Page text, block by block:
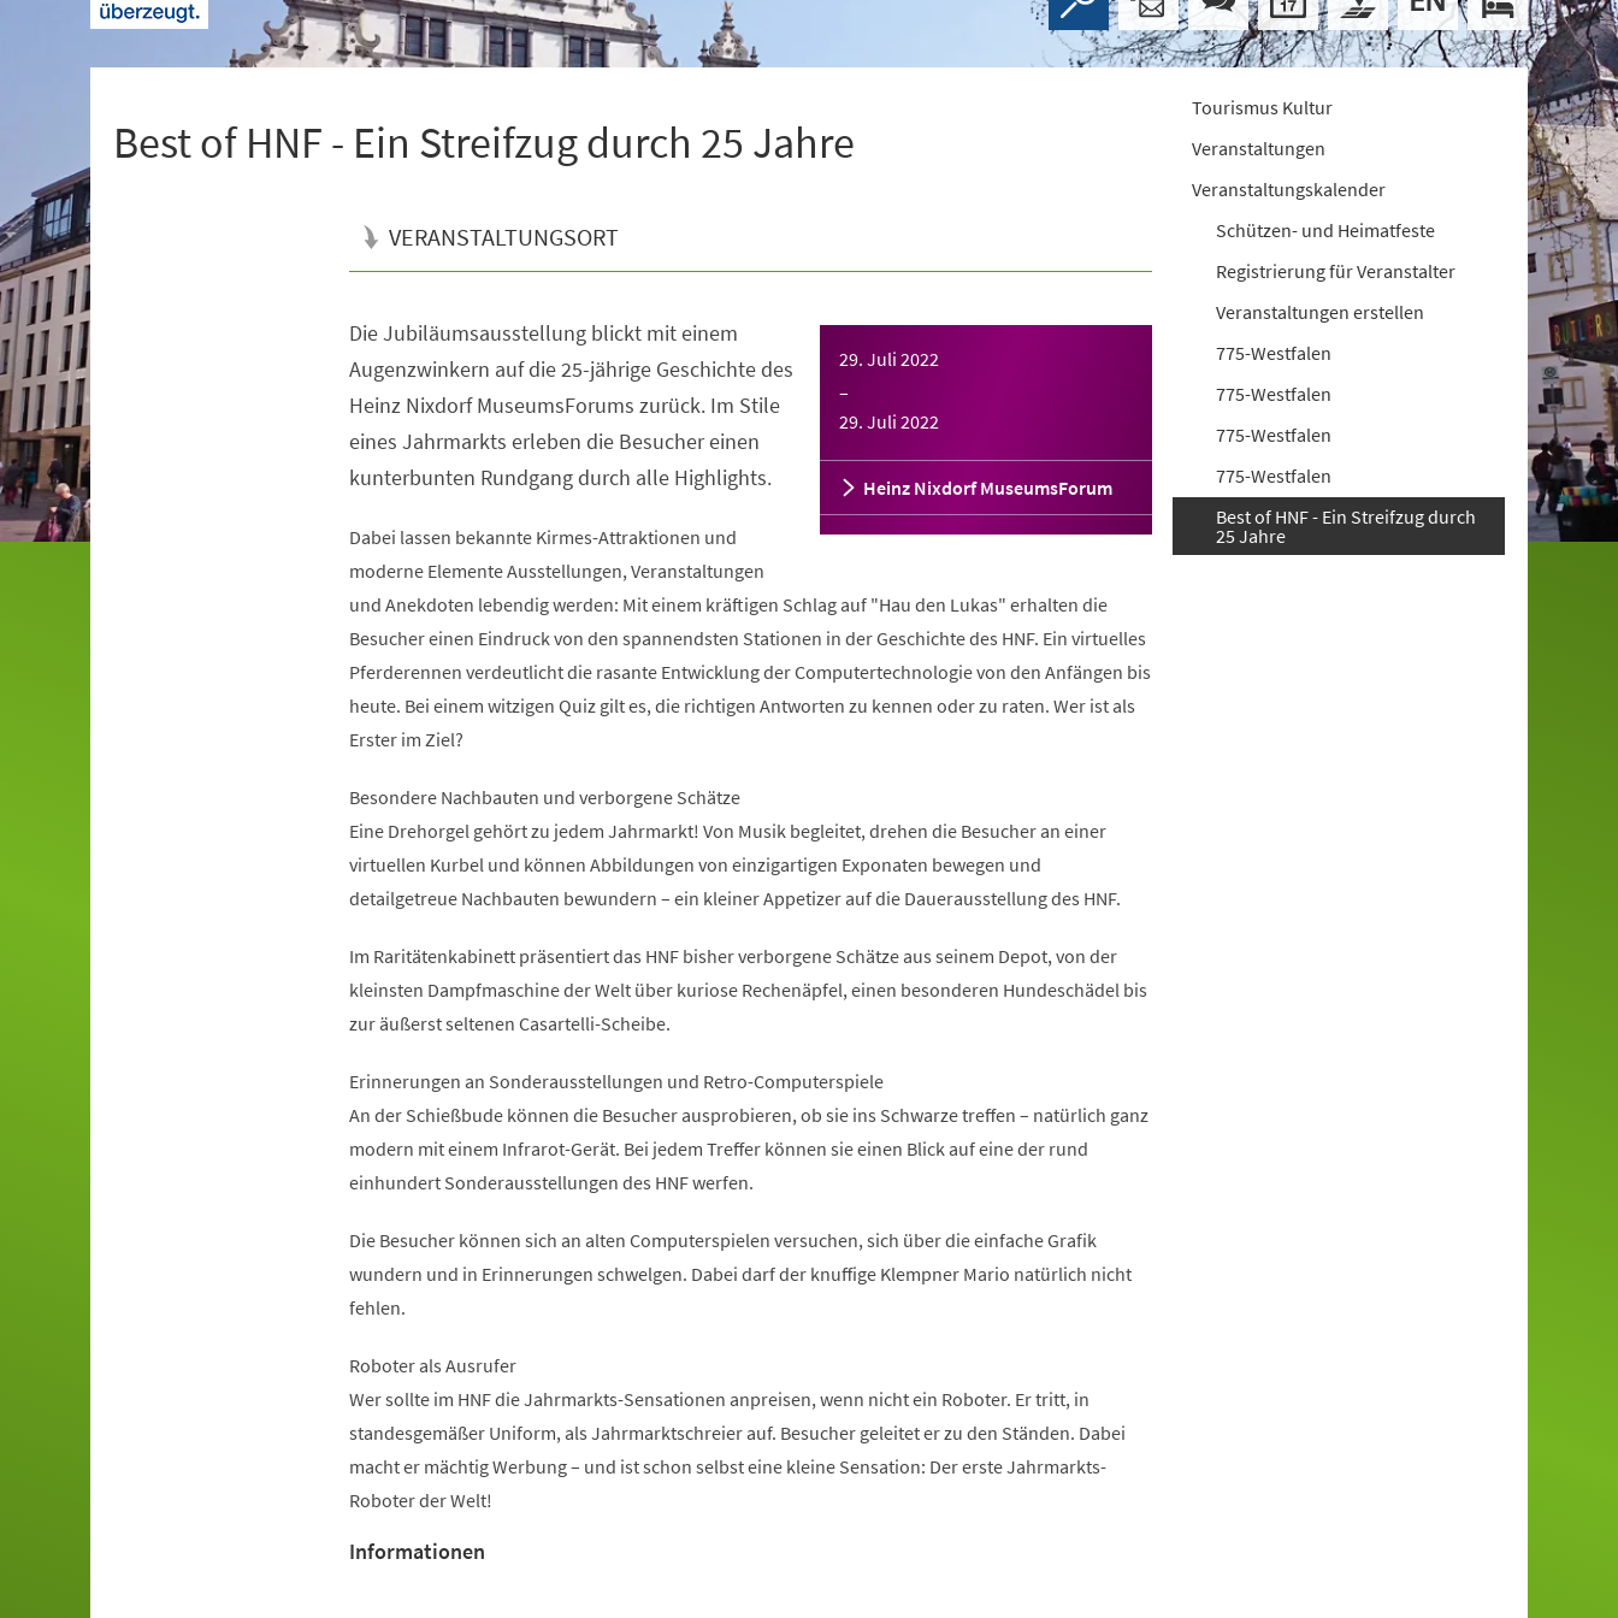
Best of HNF - Ein Streifzug durch 25 Jahre
VERANSTALTUNGSORT
29. Juli 2022
–
29. Juli 2022
Heinz Nixdorf MuseumsForum
Die Jubiläumsausstellung blickt mit einem
Augenzwinkern auf die 25-jährige Geschichte des
Heinz Nixdorf MuseumsForums zurück. Im Stile
eines Jahrmarkts erleben die Besucher einen
kunterbunten Rundgang durch alle Highlights.
Dabei lassen bekannte Kirmes-Attraktionen und
moderne Elemente Ausstellungen, Veranstaltungen
und Anekdoten lebendig werden: Mit einem kräftigen Schlag auf "Hau den Lukas" erhalten die
Besucher einen Eindruck von den spannendsten Stationen in der Geschichte des HNF. Ein virtuelles
Pferderennen verdeutlicht die rasante Entwicklung der Computertechnologie von den Anfängen bis
heute. Bei einem witzigen Quiz gilt es, die richtigen Antworten zu kennen oder zu raten. Wer ist als
Erster im Ziel?
Besondere Nachbauten und verborgene Schätze
Eine Drehorgel gehört zu jedem Jahrmarkt! Von Musik begleitet, drehen die Besucher an einer
virtuellen Kurbel und können Abbildungen von einzigartigen Exponaten bewegen und
detailgetreue Nachbauten bewundern – ein kleiner Appetizer auf die Dauerausstellung des HNF.
Im Raritätenkabinett präsentiert das HNF bisher verborgene Schätze aus seinem Depot, von der
kleinsten Dampfmaschine der Welt über kuriose Rechenäpfel, einen besonderen Hundeschädel bis
zur äußerst seltenen Casartelli-Scheibe.
Erinnerungen an Sonderausstellungen und Retro-Computerspiele
An der Schießbude können die Besucher ausprobieren, ob sie ins Schwarze treffen – natürlich ganz
modern mit einem Infrarot-Gerät. Bei jedem Treffer können sie einen Blick auf eine der rund
einhundert Sonderausstellungen des HNF werfen.
Die Besucher können sich an alten Computerspielen versuchen, sich über die einfache Grafik
wundern und in Erinnerungen schwelgen. Dabei darf der knuffige Klempner Mario natürlich nicht
fehlen.
Roboter als Ausrufer
Wer sollte im HNF die Jahrmarkts-Sensationen anpreisen, wenn nicht ein Roboter. Er tritt, in
standesgemäßer Uniform, als Jahrmarktschreier auf. Besucher geleitet er zu den Ständen. Dabei
macht er mächtig Werbung – und ist schon selbst eine kleine Sensation: Der erste Jahrmarkts-
Roboter der Welt!
Informationen
Tourismus Kultur
Veranstaltungen
Veranstaltungskalender
Schützen- und Heimatfeste
Registrierung für Veranstalter
Veranstaltungen erstellen
775-Westfalen
775-Westfalen
775-Westfalen
775-Westfalen
Best of HNF - Ein Streifzug durch
25 Jahre